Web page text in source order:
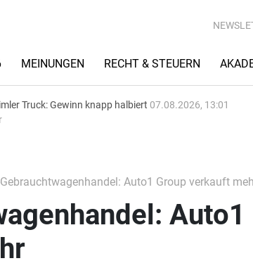
MEINUNGEN RECHT & STEUERN
Truck: Gewinn knapp halbiert 07.08.2026, 13:01
Auto1 Group verkauft
Auto1